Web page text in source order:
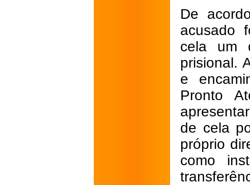
De
acusado
cela um
prisional.
e
Pronto
de cela
próprio
como